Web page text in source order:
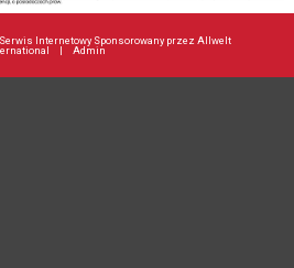
Serwis Internetowy Sponsorowany przez Allwelt
| Admin